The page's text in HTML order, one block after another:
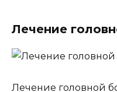
Лечение
Лечение головной